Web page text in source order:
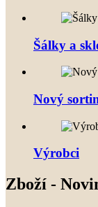
Šálky a
Nový
Výrobci
Zboží -